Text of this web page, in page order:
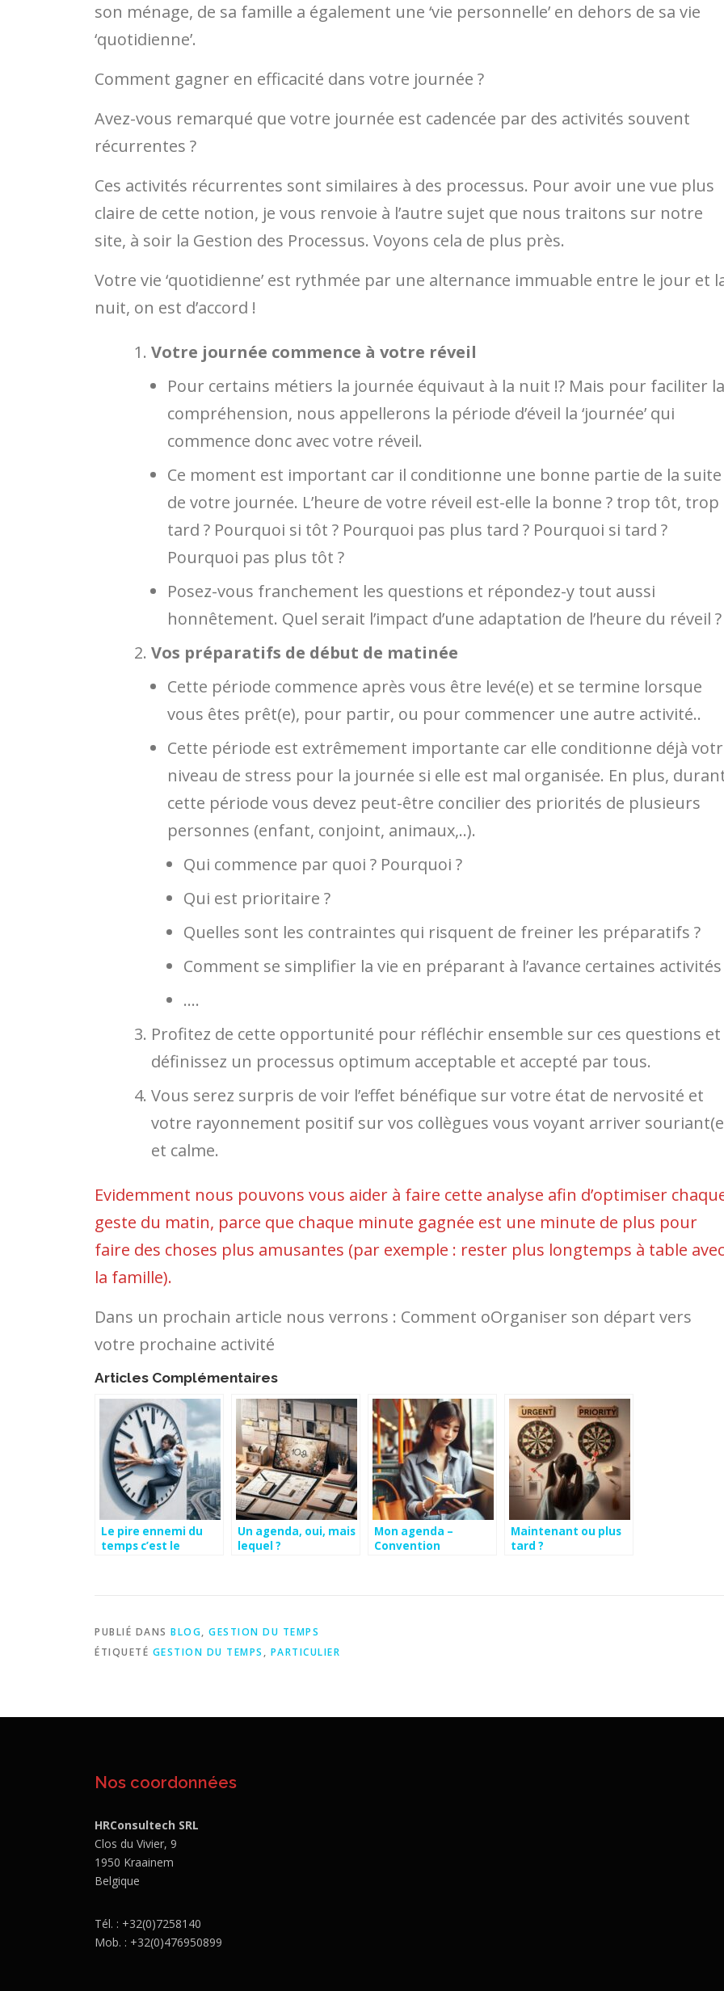
son ménage, de sa famille a également une ‘vie personnelle’ en dehors de sa vie
‘quotidienne’.
Comment gagner en efficacité dans votre journée ?
Avez-vous remarqué que votre journée est cadencée par des activités souvent
récurrentes ?
Ces activités récurrentes sont similaires à des processus. Pour avoir une vue plus
claire de cette notion, je vous renvoie à l’autre sujet que nous traitons sur notre
site, à soir la Gestion des Processus. Voyons cela de plus près.
Votre vie ‘quotidienne’ est rythmée par une alternance immuable entre le jour et
nuit, on est d’accord !
Votre journée commence à votre réveil
Pour certains métiers la journée équivaut à la nuit !? Mais pour faciliter la
compréhension, nous appellerons la période d’éveil la ‘journée’ qui
commence donc avec votre réveil.
Ce moment est important car il conditionne une bonne partie de la suite
de votre journée. L’heure de votre réveil est-elle la bonne ? trop tôt, trop
tard ? Pourquoi si tôt ? Pourquoi pas plus tard ? Pourquoi si tard ?
Pourquoi pas plus tôt ?
Posez-vous franchement les questions et répondez-y tout aussi
honnêtement. Quel serait l’impact d’une adaptation de l’heure du réveil ?
Vos préparatifs de début de matinée
Cette période commence après vous être levé(e) et se termine lorsque
vous êtes prêt(e), pour partir, ou pour commencer une autre activité..
Cette période est extrêmement importante car elle conditionne déjà
niveau de stress pour la journée si elle est mal organisée. En plus,
cette période vous devez peut-être concilier des priorités de plusieurs
personnes (enfant, conjoint, animaux,..).
Qui commence par quoi ? Pourquoi ?
Qui est prioritaire ?
Quelles sont les contraintes qui risquent de freiner les préparatifs ?
Comment se simplifier la vie en préparant à l’avance certaines activités
….
Profitez de cette opportunité pour réfléchir ensemble sur ces questions et
définissez un processus optimum acceptable et accepté par tous.
Vous serez surpris de voir l’effet bénéfique sur votre état de nervosité et
votre rayonnement positif sur vos collègues vous voyant arriver
et calme.
Evidemment nous pouvons vous aider à faire cette analyse afin d’optimiser
geste du matin, parce que chaque minute gagnée est une minute de plus pour
faire des choses plus amusantes (par exemple : rester plus longtemps à table avec
la famille).
Dans un prochain article nous verrons : Comment oOrganiser son départ vers
votre prochaine activité
Articles Complémentaires
Le pire ennemi du
temps c’est le
Un agenda, oui, mais
lequel ?
Mon agenda –
Convention
Maintenant ou plus
tard ?
PUBLIÉ DANS BLOG, GESTION DU TEMPS
ÉTIQUETÉ GESTION DU TEMPS , PARTICULIER
Nos coordonnées
HRConsultech SRL
Clos du Vivier, 9
1950 Kraainem
Belgique
Tél. : +32(0)7258140
Mob. : +32(0)476950899